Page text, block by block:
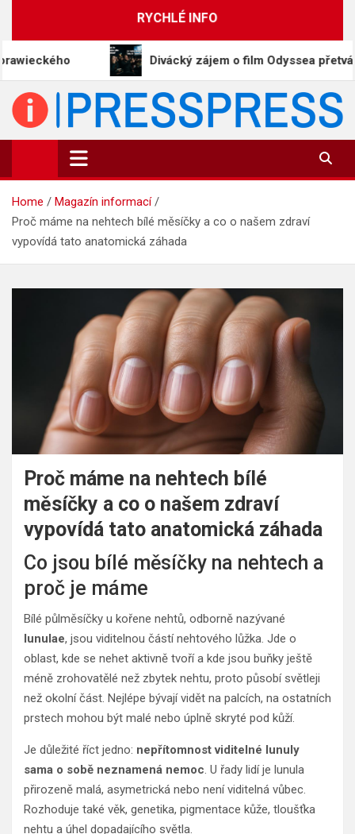
RYCHLÉ INFO
Divácký zájem o film Odyssea přetváří Homéra na
PressPress.cz
Vaše zprávy v souvislostech
Home
Magazín informací
Proč máme na nehtech bílé měsíčky a co o našem zdraví
vypovídá tato anatomická záhada
Proč máme na nehtech bílé
měsíčky a co o našem zdraví
vypovídá tato anatomická záhada
Co jsou bílé měsíčky na nehtech a
proč je máme
Bílé půlměsíčky u kořene nehtů, odborně nazývané
lunulae, jsou viditelnou částí nehtového lůžka. Jde o
oblast, kde se nehet aktivně tvoří a kde jsou buňky ještě
méně zrohovatělé než zbytek nehtu, proto působí světleji
než okolní část. Nejlépe bývají vidět na palcích, na ostatních
prstech mohou být malé nebo úplně skryté pod kůží.
Je důležité říct jedno: nepřítomnost viditelné lunuly
sama o sobě neznamená nemoc. U řady lidí je lunula
přirozeně malá, asymetrická nebo není viditelná vůbec.
Rozhoduje také věk, genetika, pigmentace kůže, tloušťka
nehtu a úhel dopadajícího světla.